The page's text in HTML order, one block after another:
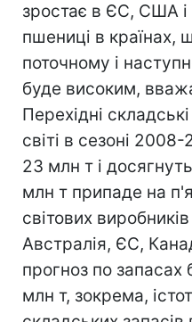
зростає в ЄС, США
пшениці в країнах,
поточному і
буде високим,
Перехідні
світі в сезоні
23 млн т і
млн т припаде на
світових
Австралія, ЄС,
прогноз по запасах
млн т, зокрема,